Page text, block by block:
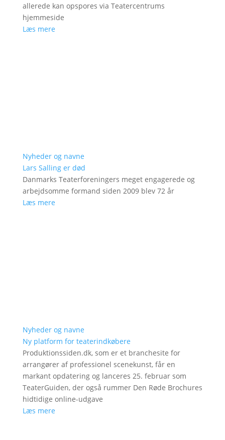
allerede kan opspores via Teatercentrums
hjemmeside
Læs mere
Nyheder og navne
Lars Salling er død
Danmarks Teaterforeningers meget engagerede og
arbejdsomme formand siden 2009 blev 72 år
Læs mere
Nyheder og navne
Ny platform for teaterindkøbere
Produktionssiden.dk, som er et branchesite for
arrangører af professionel scenekunst, får en
markant opdatering og lanceres 25. februar som
TeaterGuiden, der også rummer Den Røde Brochures
hidtidige online-udgave
Læs mere